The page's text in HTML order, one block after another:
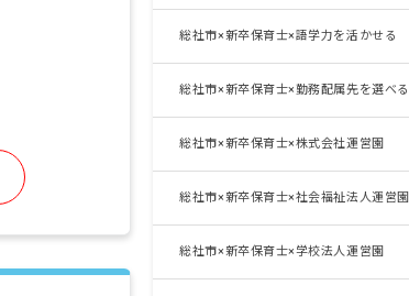
総社市×新卒保育士×語学力を活かせる
総社市×新卒保育士×勤務配属先を選べる
総社市×新卒保育士×株式会社運営園
総社市×新卒保育士×社会福祉法人運営園
総社市×新卒保育士×学校法人運営園